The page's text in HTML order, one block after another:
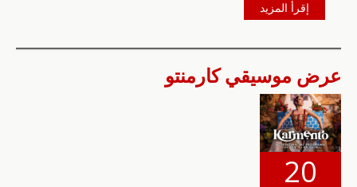
إقرأ المزيد
عرض موسيقي كارمنتو
20